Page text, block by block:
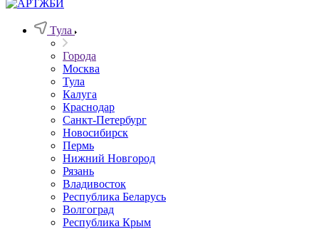
Тула
Города
Москва
Тула
Калуга
Краснодар
Санкт-Петербург
Новосибирск
Пермь
Нижний Новгород
Рязань
Владивосток
Республика Беларусь
Волгоград
Республика Крым